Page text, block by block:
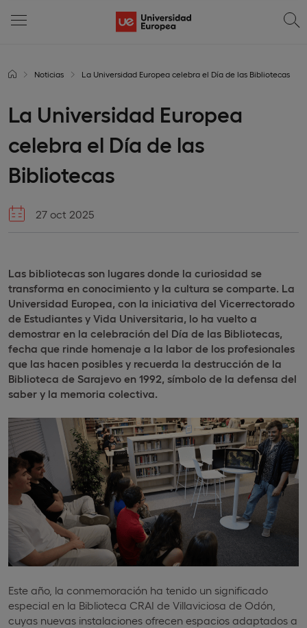
Noticias La Universidad Europea celebra el Día de las Bibliotecas
La Universidad Europea
celebra el Día de las
Bibliotecas
27 oct 2025
Las bibliotecas son lugares donde la curiosidad se
transforma en conocimiento y la cultura se comparte. La
Universidad Europea, con la iniciativa del Vicerrectorado
de Estudiantes y Vida Universitaria, lo ha vuelto a
demostrar en la celebración del Día de las Bibliotecas,
fecha que rinde homenaje a la labor de los profesionales
que las hacen posibles y recuerda la destrucción de la
Biblioteca de Sarajevo en 1992, símbolo de la defensa del
saber y la memoria colectiva.
Este año, la conmemoración ha tenido un significado
especial en la Biblioteca CRAI de Villaviciosa de Odón,
cuyas nuevas instalaciones ofrecen espacios adaptados a